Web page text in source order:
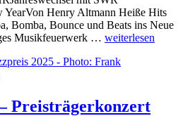
Henry Altmann Heiße Hits
Bomba, Bounce und Beats ins Neue
Musikfeuerwerk … weiterlesen
Preisträgerkonzert